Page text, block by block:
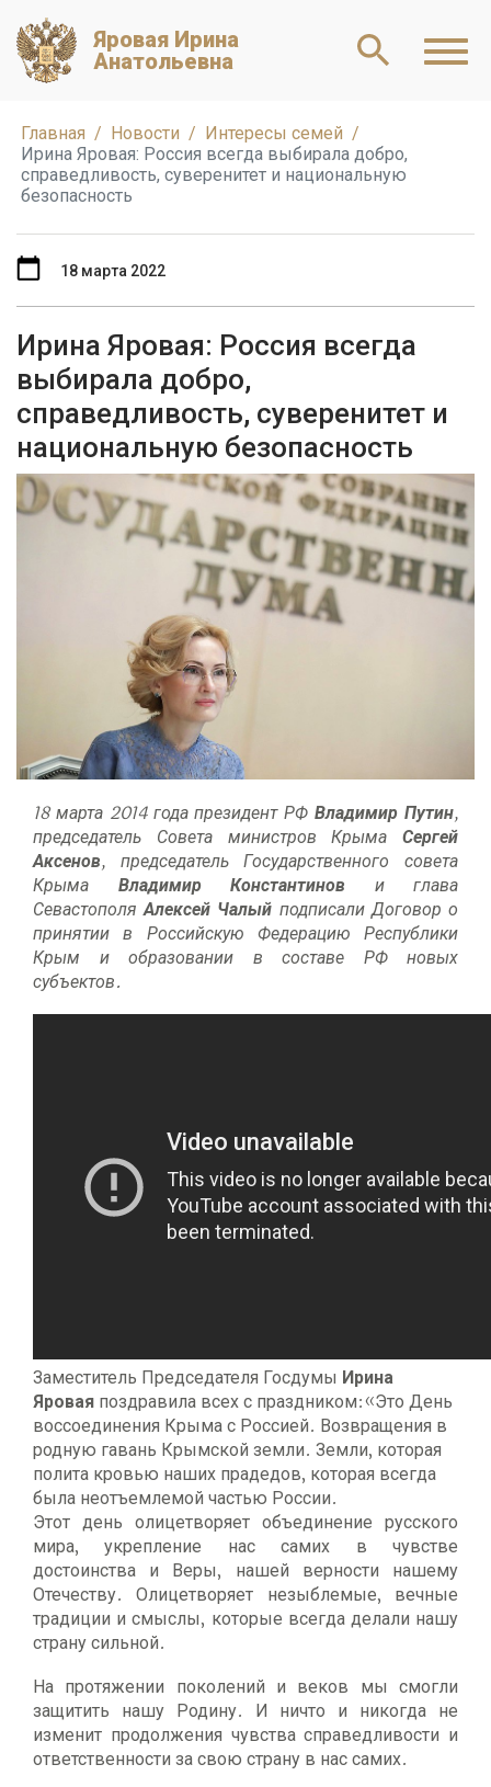
Яровая Ирина
Анатольевна
Главная Новости
Интересы семей
Ирина Яровая: Россия всегда выбирала добро,
справедливость, суверенитет и национальную
безопасность
Ирина Яровая: Россия всегда
выбирала добро,
справедливость, суверенитет и
национальную безопасность
18 марта 2022
18 марта 2014 года президент РФВладимир Путин,
председатель Совета министров Крыма Сергей
Аксенов, председатель Государственного совета
Крыма Владимир Константинов и глава
СевастополяАлексей Чалый подписали Договор о
принятии в Российскую Федерацию Республики
Крым и образовании в составе РФ новых
субъектов.
Заместитель Председателя Госдумы Ирина
Яровая поздравила всех с праздником:«Это День
воссоединения Крыма с Россией. Возвращения в
родную гавань Крымской земли. Земли, которая
полита кровью наших прадедов, которая всегда
была неотъемлемой частью России.
Этот день олицетворяет объединение русского
мира, укрепление нас самих в чувстве
достоинства и Веры, нашей верности нашему
Отечеству. Олицетворяет незыблемые, вечные
традиции и смыслы, которые всегда делали нашу
страну сильной.
На протяжении поколений и веков мы смогли
защитить нашу Родину. И ничто и никогда не
изменит продолжения чувства справедливости и
ответственности за свою страну в нас самих.